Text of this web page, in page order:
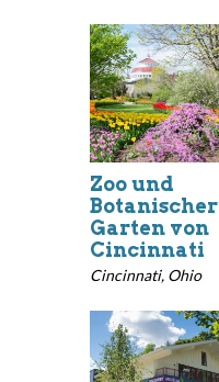
Zoo und
Botanischer
Garten von
Cincinnati
Cincinnati, Ohio